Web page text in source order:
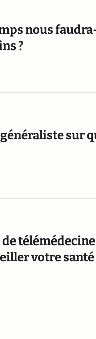
nous
?
sur
votre santé